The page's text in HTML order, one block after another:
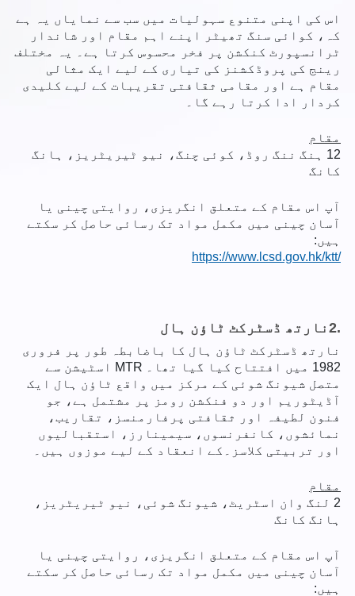
اس کی اپنی متنوع سہولیات میں سب سے نمایاں یہ ہے
کہ، کوائی سنگ تھیٹر اپنے اہم مقام اور شاندار
ٹرانسپورٹ کنکشن پر فخر محسوس کرتا ہے۔ یہ مختلف
رینج کی پروڈکشنز کی تیاری کے لیے ایک مثالی
مقام ہے اور مقامی ثقافتی تقریبات کے لیے کلیدی
کردار ادا کرتا رہے گا۔
مقام
12 ہنگ ننگ روڈ، کوئی چنگ، نیو ٹیریٹریز، ہانگ
کانگ
آپ اس مقام کے متعلق انگریزی، روایتی چینی یا
آسان چینی میں مکمل مواد تک رسائی حاصل کر سکتے
ہیں:
https://www.lcsd.gov.hk/ktt/
نارتھ ڈسٹرکٹ ٹاؤن ہال 2.
نارتھ ڈسٹرکٹ ٹاؤن ہال کا باضابطہ طور پر فروری
1982 میں افتتاح کیا گیا تھا۔ MTR اسٹیشن سے
متصل شیونگ شوئی کے مرکز میں واقع ٹاؤن ہال ایک
آڈیٹوریم اور دو فنکشن رومز پر مشتمل ہے، جو
فنون لطیفہ اور ثقافتی پرفارمنسز، تقاریب،
نمائشوں، کانفرنسوں، سیمینارز، استقبالیوں
اور تربیتی کلاسز۔کے انعقاد کے لیے موزوں ہیں۔
مقام
2 لنگ وان اسٹریٹ، شیونگ شوئی، نیو ٹیریٹریز،
ہانگ کانگ
آپ اس مقام کے متعلق انگریزی، روایتی چینی یا
آسان چینی میں مکمل مواد تک رسائی حاصل کر سکتے
ہیں: